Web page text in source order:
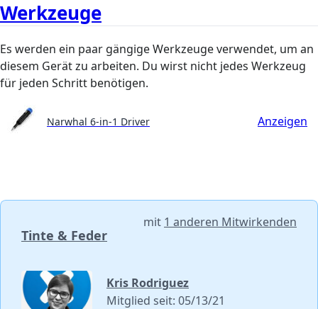
Werkzeuge
Es werden ein paar gängige Werkzeuge verwendet, um an
diesem Gerät zu arbeiten. Du wirst nicht jedes Werkzeug
für jeden Schritt benötigen.
Narwhal 6-in-1 Driver Anzeigen
Tinte & Feder
mit 1 anderen Mitwirkenden
Kris Rodriguez
Mitglied seit: 05/13/21